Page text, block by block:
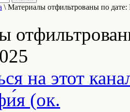
\ Материалы отфильтрованы по
на этот